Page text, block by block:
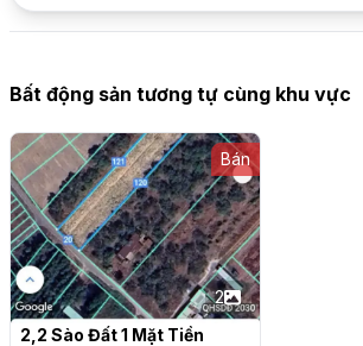
Bất động sản tương tự cùng khu vực
Bán
2
2,2 Sào Đất 1 Mặt Tiền